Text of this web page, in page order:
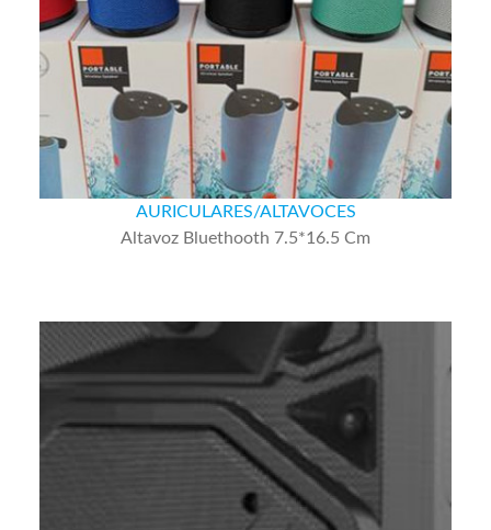
AURICULARES/ALTAVOCES
Altavoz Bluethooth 7.5*16.5 Cm